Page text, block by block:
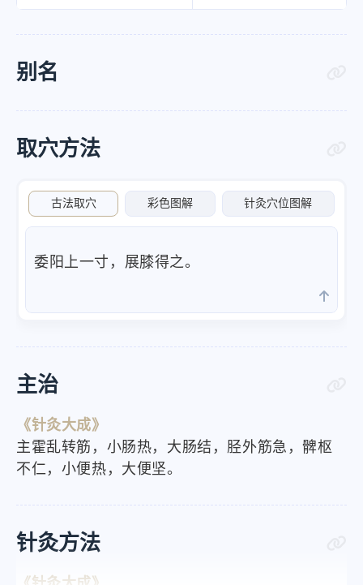
别名
取穴方法
古法取穴 彩色图解 针灸穴位图解
委阳上一寸，展膝得之。
主治
《针灸大成》
主霍乱转筋，小肠热，大肠结，胫外筋急，髀枢
不仁，小便热，大便坚。
针灸方法